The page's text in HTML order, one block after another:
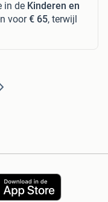
in de Kinderen en
voor€ 65, terwijl